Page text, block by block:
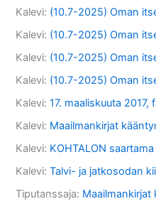
Kalevi: (10.7-2025) Oman
Kalevi: (10.7-2025) Oman
Kalevi: (10.7-2025) Oman
Kalevi: (10.7-2025) Oman
Kalevi:17. maaliskuuta
Kalevi: Maailmankirjat
Kalevi: KOHTALON saartama
Kalevi:Talvi- ja jatkosodan
Tiputanssaja: Maailmankirjat